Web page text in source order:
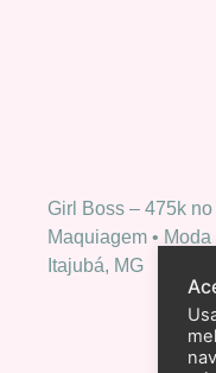
Girl Boss – 475k
Maquiagem •
Itajubá, MG